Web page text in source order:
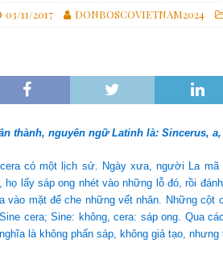
nhau xây dựng một thế giới hài hòa hơn
Comini và các linh mục tử đạo tại Monte Sole
Số 448: Những Gợi Ý Của Cha Bề Trên Cả Về
03/11/2017 DONBOSCOVIETNAM2024
thành, nguyên ngữ Latinh là: Sincerus,
có một lịch sử. Ngày xưa, người La
họ lấy sáp ong nhét vào những lỗ đó, rồi
vào mặt để che những vết nhăn. Những cột
cera; Sine: không, cera: sáp ong. Qua
là không phấn sáp, không giả tạo,